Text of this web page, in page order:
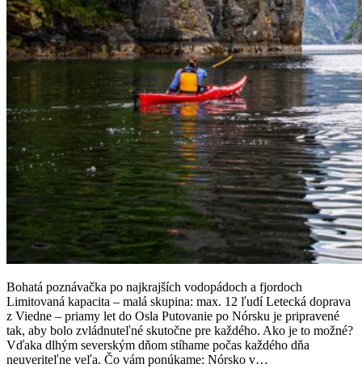
Bohatá poznávačka po najkrajších vodopádoch a fjordoch
Limitovaná kapacita – malá skupina: max. 12 ľudí Letecká doprava
z Viedne – priamy let do Osla Putovanie po Nórsku je pripravené
tak, aby bolo zvládnuteľné skutočne pre každého. Ako je to možné?
Vďaka dlhým severským dňom stíhame počas každého dňa
neuveriteľne veľa. Čo vám ponúkame: Nórsko v…